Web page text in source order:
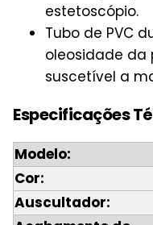
estetoscópio.
Tubo de PVC
oleosidade da
suscetível a
Especificações
Modelo:
Cor:
Auscultador: